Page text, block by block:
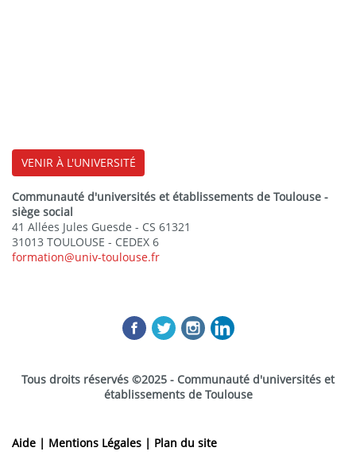
VENIR À L'UNIVERSITÉ
Communauté d'universités et établissements de Toulouse -
siège social
41 Allées Jules Guesde - CS 61321
31013 TOULOUSE - CEDEX 6
formation@univ-toulouse.fr
Tous droits réservés ©2025 - Communauté d'universités et
établissements de Toulouse
Aide | Mentions Légales | Plan du site